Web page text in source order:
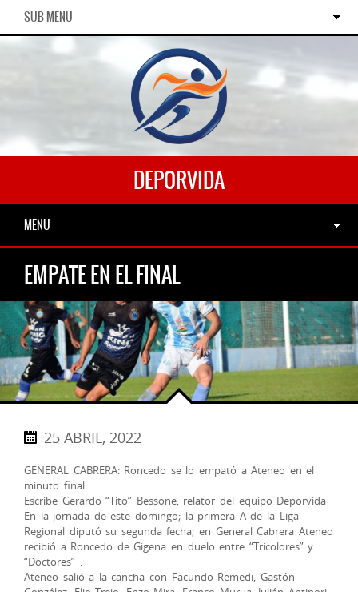
SUB MENU
DEPORVIDA
MENU
EMPATE EN EL FINAL
25 ABRIL, 2022
GENERAL CABRERA: Roncedo se lo empató a Ateneo en el
minuto final
Escribe Gerardo “Tito” Bessone, relator del equipo Deporvida
En la jornada de este domingo; la primera A de la Liga
Regional diputó su segunda fecha; en General Cabrera Ateneo
recibió a Roncedo de Gigena en duelo entre “Tricolores” y
“Doctores” .
Ateneo salió a la cancha con Facundo Remedi, Gastón